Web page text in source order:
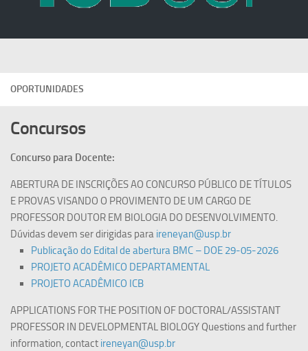
OPORTUNIDADES
Concursos
Concurso para Docente:
ABERTURA DE INSCRIÇÕES AO CONCURSO PÚBLICO DE TÍTULOS
E PROVAS VISANDO O PROVIMENTO DE UM CARGO DE
PROFESSOR DOUTOR EM BIOLOGIA DO DESENVOLVIMENTO.
Dúvidas devem ser dirigidas para ireneyan@usp.br
Publicação do Edital de abertura BMC – DOE 29-05-2026
PROJETO ACADÊMICO DEPARTAMENTAL
PROJETO ACADÊMICO ICB
APPLICATIONS FORTHE POSITION OF DOCTORAL/ASSISTANT
PROFESSOR IN DEVELOPMENTAL BIOLOGY Questions and further
information, contact ireneyan@usp.br